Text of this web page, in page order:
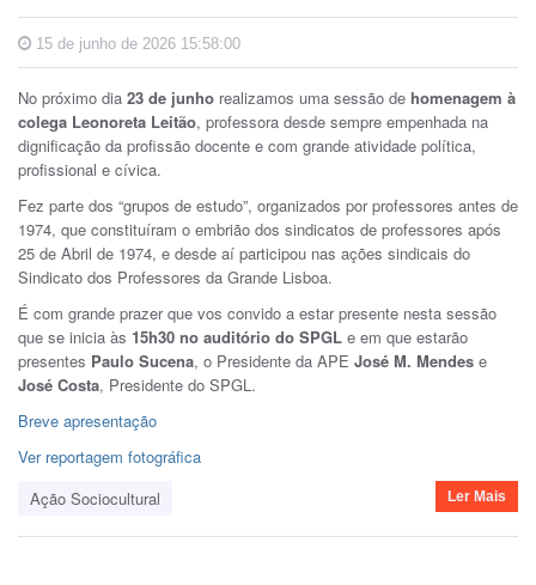
15 de junho de 2026 15:58:00
No próximo dia 23 de junho realizamos uma sessão de homenagem à
colega Leonoreta Leitão, professora desde sempre empenhada na
dignificação da profissão docente e com grande atividade política,
profissional e cívica.
Fez parte dos “grupos de estudo”, organizados por professores antes de
1974, que constituíram o embrião dos sindicatos de professores após
25 de Abril de 1974, e desde aí participou nas ações sindicais do
Sindicato dos Professores da Grande Lisboa.
É com grande prazer que vos convido a estar presente nesta sessão
que se inicia às 15h30 no auditório do SPGL e em que estarão
presentes Paulo Sucena, o Presidente da APE José M. Mendes e
José Costa, Presidente do SPGL.
Breve apresentação
Ver reportagem fotográfica
Ação Sociocultural
Ler Mais